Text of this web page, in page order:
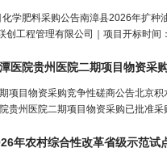
学肥料采购公告南漳县2026年扩
创工程管理有限公司｜项目开标时
医院贵州医院二期项目物资采
项目物资采购竞争性磋商公告北京
贵州医院二期项目物资采购已批准
年农村综合性改革省级示范试